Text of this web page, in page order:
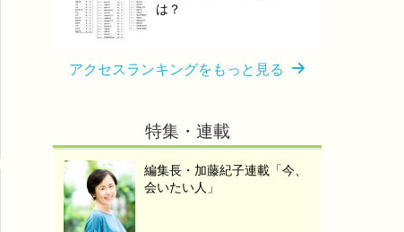
は？
アクセスランキングをもっと見る
特集・連載
編集長・加藤紀子連載「今、
会いたい人」